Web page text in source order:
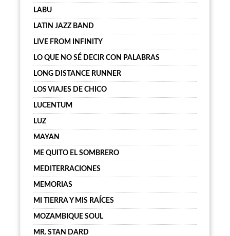
LABU
LATIN JAZZ BAND
LIVE FROM INFINITY
LO QUE NO SÉ DECIR CON PALABRAS
LONG DISTANCE RUNNER
LOS VIAJES DE CHICO
LUCENTUM
LUZ
MAYAN
ME QUITO EL SOMBRERO
MEDITERRACIONES
MEMORIAS
MI TIERRA Y MIS RAÍCES
MOZAMBIQUE SOUL
MR. STAN DARD